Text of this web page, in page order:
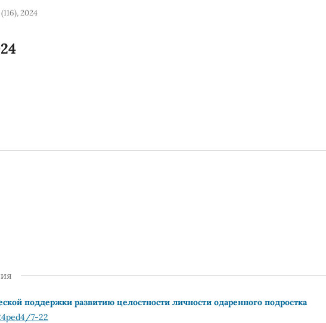
2024
поддержки развитию целостности личности одаренного подростка
7-22